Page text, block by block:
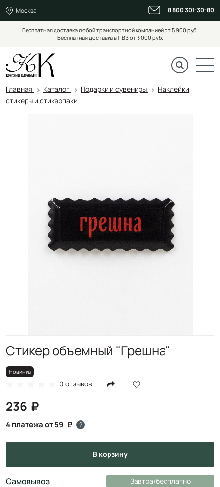
Москва 8 800 301-30-80
Бесплатная доставка любой транспортной компанией от 5 900 руб.
Бесплатная доставка в ПВЗ от 3 000 руб.
Главная Каталог Подарки и сувениры
Наклейки,
стикеры и стикерпаки
Стикер объемный "Грешна"
Новинка
0 отзывов
236
4 платежа от 59 ?
в корзину
Самовывоз Завтра/бесплатно